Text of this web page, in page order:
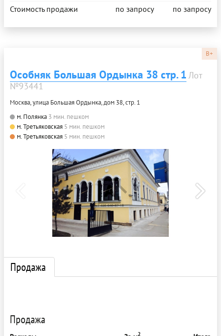
Стоимость продажи по запросу по запросу
B+
Особняк Большая Ордынка 38 стр. 1 Лот
№93441
Москва, улица Большая Ордынка, дом 38, стр. 1
м. Полянка 3 мин. пешком
м. Третьяковская 5 мин. пешком
м. Третьяковская 5 мин. пешком
Продажа
Продажа
2